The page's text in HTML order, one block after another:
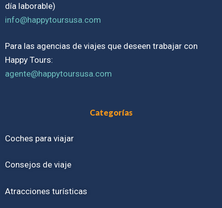
día laborable)
info@happytoursusa.com
Para las agencias de viajes que deseen trabajar con
Happy Tours:
agente@happytoursusa.com
Categorías
Coches para viajar
Consejos de viaje
Atracciones turísticas